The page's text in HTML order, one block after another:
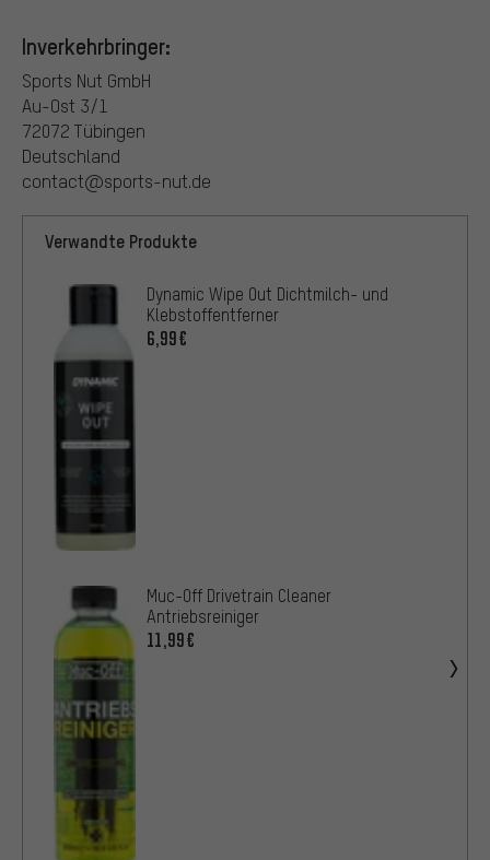
Inverkehrbringer:
Sports Nut GmbH
Au-Ost 3/1
72072 Tübingen
Deutschland
contact@sports-nut.de
Verwandte Produkte
Dynamic Wipe Out Dichtmilch- und
Klebstoffentferner
6,99€
Muc-Off Drivetrain Cleaner
Antriebsreiniger
11,99€